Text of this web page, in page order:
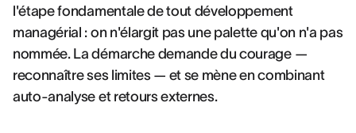
l'étape fondamentale de tout développement
managérial : on n'élargit pas une palette qu'on n'a pas
nommée. La démarche demande du courage —
reconnaître ses limites — et se mène en combinant
auto-analyse et retours externes.